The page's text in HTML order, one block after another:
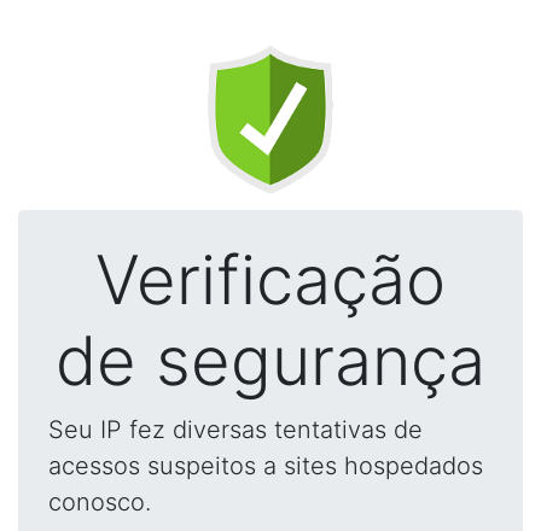
Verificação
de segurança
Seu IP fez diversas tentativas de
acessos suspeitos a sites hospedados
conosco.